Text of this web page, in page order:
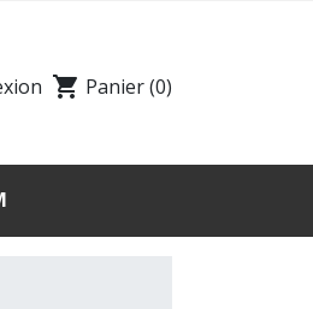
shopping_cart Panier(0)